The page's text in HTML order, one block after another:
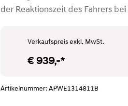
SYMBOLFOTO"
der Reaktionszeit des Fahrers
Verkaufspreis exkl. MwSt.
€ 939,-*
Artikelnummer: APWE1314811B